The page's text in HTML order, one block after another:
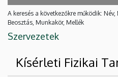
A keresés a következőkre működik:
Beosztás, Munkakör, Mellék
Szervezetek
Kísérleti Fizikai